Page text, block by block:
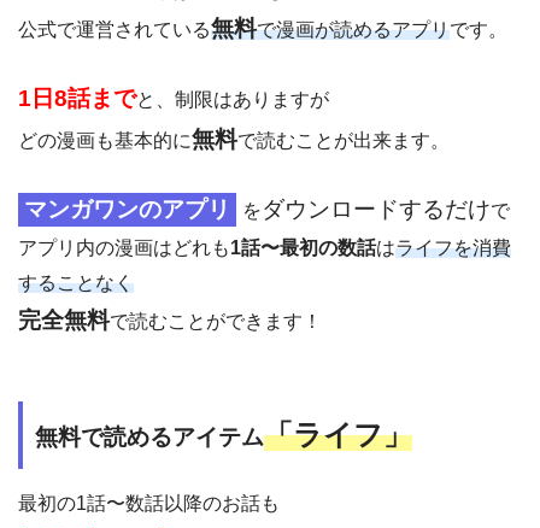
公式で運営されている無料で漫画が読めるアプリです。
1日8話までと、制限はありますが
どの漫画も基本的に無料で読むことが出来ます。
マンガワンのアプリ をダウンロードするだけで
アプリ内の漫画はどれも1話〜最初の数話はライフを消費
することなく
完全無料で読むことができます！
無料で読めるアイテム「ライフ」
最初の1話〜数話以降のお話も